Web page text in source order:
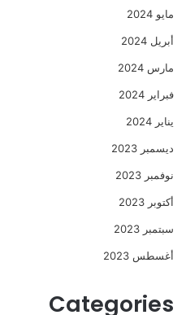
مايو 2024
أبريل 2024
مارس 2024
فبراير 2024
يناير 2024
ديسمبر 2023
نوفمبر 2023
أكتوبر 2023
سبتمبر 2023
أغسطس 2023
Categories